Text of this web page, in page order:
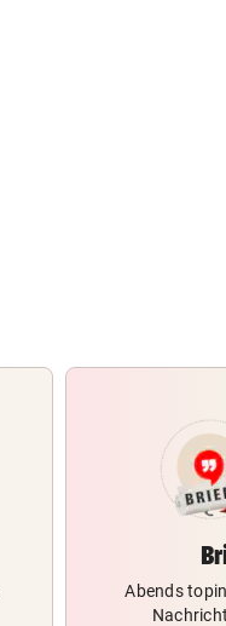
Abends